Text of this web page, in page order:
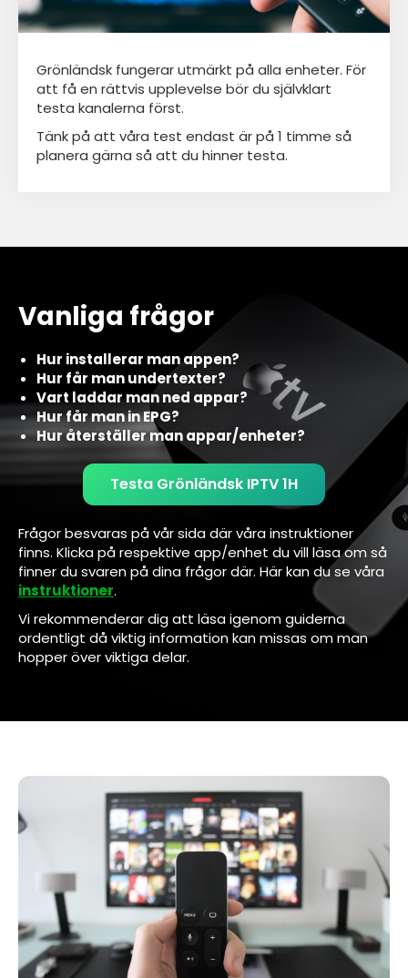
Grönländsk fungerar utmärkt på alla enheter. För
att få en rättvis upplevelse bör du självklart
testa kanalerna först.
Tänk på att våra test endast är på 1 timme så
planera gärna så att du hinner testa.
Vanliga frågor
Hur installerar man appen?
Hur får man undertexter?
Vart laddar man ned appar?
Hur får man in EPG?
Hur återställer man appar/enheter?
Testa Grönländsk IPTV 1H
Frågor besvaras på vår sida där våra instruktioner
finns. Klicka på respektive app/enhet du vill läsa om så
finner du svaren på dina frågor där. Här kan du se våra
instruktioner.
Vi rekommenderar dig att läsa igenom guiderna
ordentligt då viktig information kan missas om man
hopper över viktiga delar.